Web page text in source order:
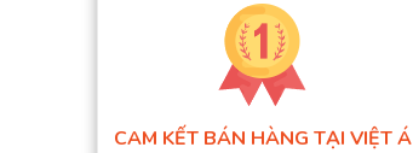
DẦU MÁY NÉN KHÍ
DÂY HƠI, ỐNG HƠI
CAM KẾT BÁN HÀNG TẠI VIỆT Á